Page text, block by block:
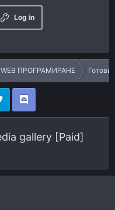
Log in
WEB ПРОГРАМИРАНЕ Готови
gallery [Paid]